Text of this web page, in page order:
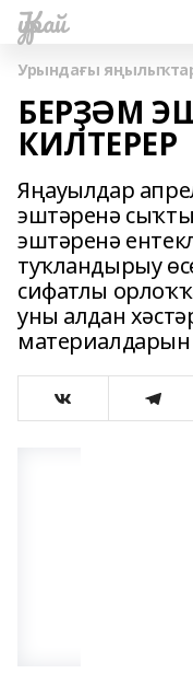
Ҡурай
Урындағы
БЕРҘӘМ
КИЛТЕРЕР
Яңауылдар
эштәренә
эштәренә
туҡландырыу
сифатлы
уны алдан
материалдарын